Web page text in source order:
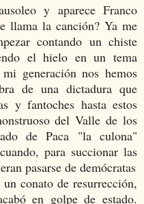
y aparece Franco
llama la canción? Ya me
contando un chiste
el hielo en un tema
generación nos hemos
de una dictadura que
y fantoches hasta estos
del Valle de los
de Paca "la culona"
para succionar las
pasarse de demócratas
conato de resurrección,
en golpe de estado.